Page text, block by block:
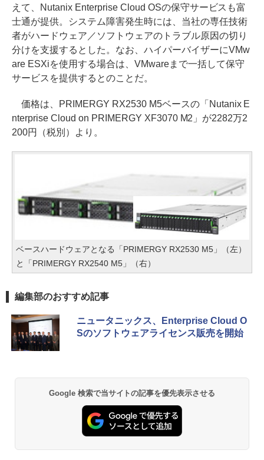
えて、Nutanix Enterprise Cloud OSの保守サービスも富
士通が提供。システム障害発生時には、当社の専任技術
者がハードウェア／ソフトウェアのトラブル原因の切り
分けを支援するとした。なお、ハイパーバイザーにVMw
are ESXiを使用する場合は、VMwareまで一括して保守
サービスを提供するとのことだ。
価格は、PRIMERGY RX2530 M5ベースの「Nutanix E
nterprise Cloud on PRIMERGY XF3070 M2」が2282万2
200円（税別）より。
ベースハードウェアとなる「PRIMERGY RX2530 M5」（左）
と「PRIMERGY RX2540 M5」（右）
編集部のおすすめ記事
ニュータニックス、Enterprise Cloud O
Sのソフトウェアライセンス販売を開始
Google 検索で当サイトの記事を優先表示させる